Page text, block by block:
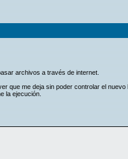
archivos a través de internet.
que me deja sin poder controlar el
la ejecución.